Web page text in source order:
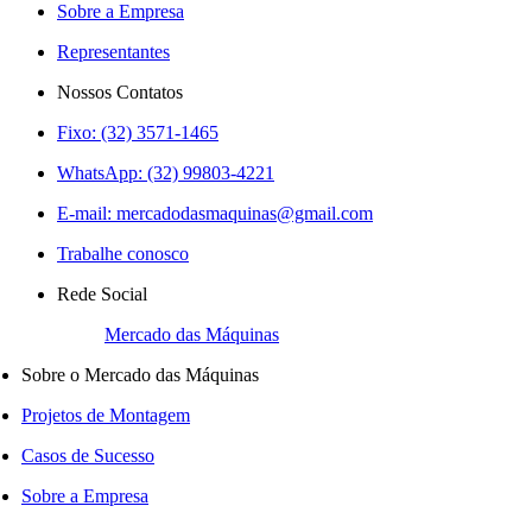
Sobre a Empresa
Representantes
Nossos Contatos
Fixo: (32) 3571-1465
WhatsApp: (32) 99803-4221
E-mail: mercadodasmaquinas@gmail.com
Trabalhe conosco
Rede Social
Mercado das Máquinas
Sobre o Mercado das Máquinas
Projetos de Montagem
Casos de Sucesso
Sobre a Empresa